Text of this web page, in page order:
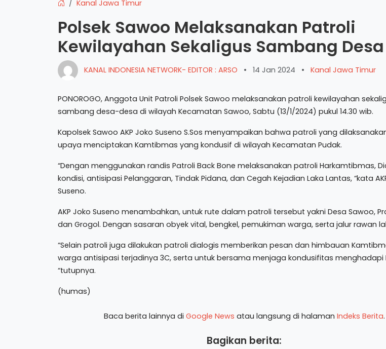
Kanal Jawa Timur
Polsek Sawoo Melaksanakan Patroli
Kewilayahan Sekaligus Sambang Desa
KANAL INDONESIA NETWORK- EDITOR : ARSO • 14 Jan 2024 • Kanal Jawa Timur
PONOROGO, Anggota Unit Patroli Polsek Sawoo melaksanakan patroli kewilayahan
sambang desa-desa di wilayah Kecamatan Sawoo, Sabtu (13/1/2024) pukul 14.30 wib.
Kapolsek Sawoo AKP Joko Suseno S.Sos menyampaikan bahwa patroli yang
upaya menciptakan Kamtibmas yang kondusif di wilayah Kecamatan Pudak.
“Dengan menggunakan randis Patroli Back Bone melaksanakan patroli Harkamtibmas,
kondisi, antisipasi Pelanggaran, Tindak Pidana, dan Cegah Kejadian Laka Lantas, “kata
Suseno.
AKP Joko Suseno menambahkan, untuk rute dalam patroli tersebut yakni Desa Sawoo,
dan Grogol. Dengan sasaran obyek vital, bengkel, pemukiman warga, serta jalur rawan
“Selain patroli juga dilakukan patroli dialogis memberikan pesan dan himbauan
warga antisipasi terjadinya 3C, serta untuk bersama menjaga kondusifitas menghadapi
“tutupnya.
(humas)
Baca berita lainnya di Google News atau langsung di halaman Indeks Berita.
Bagikan berita: